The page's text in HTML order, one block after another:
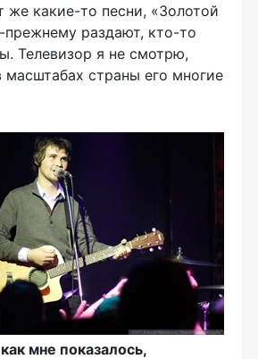
какие-то песни, «Золотой
раздают, кто-то
Телевизор я не смотрю,
страны его многие
мне показалось,